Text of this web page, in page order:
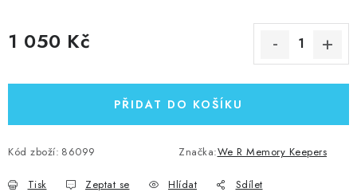
1 050 Kč
PŘIDAT DO KOŠÍKU
Kód zboží: 86099 Značka:We R Memory Keepers
Tisk Zeptat se Hlídat Sdílet